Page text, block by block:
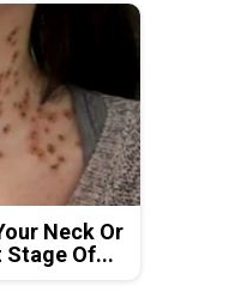
Neck Or
Stage Of...